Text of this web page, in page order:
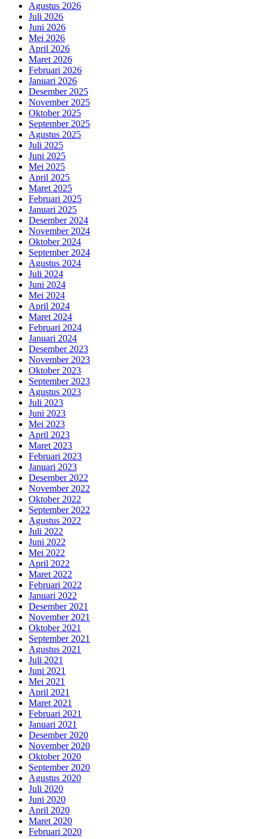
Agustus 2026
Juli 2026
Juni 2026
Mei 2026
April 2026
Maret 2026
Februari 2026
Januari 2026
Desember 2025
November 2025
Oktober 2025
September 2025
Agustus 2025
Juli 2025
Juni 2025
Mei 2025
April 2025
Maret 2025
Februari 2025
Januari 2025
Desember 2024
November 2024
Oktober 2024
September 2024
Agustus 2024
Juli 2024
Juni 2024
Mei 2024
April 2024
Maret 2024
Februari 2024
Januari 2024
Desember 2023
November 2023
Oktober 2023
September 2023
Agustus 2023
Juli 2023
Juni 2023
Mei 2023
April 2023
Maret 2023
Februari 2023
Januari 2023
Desember 2022
November 2022
Oktober 2022
September 2022
Agustus 2022
Juli 2022
Juni 2022
Mei 2022
April 2022
Maret 2022
Februari 2022
Januari 2022
Desember 2021
November 2021
Oktober 2021
September 2021
Agustus 2021
Juli 2021
Juni 2021
Mei 2021
April 2021
Maret 2021
Februari 2021
Januari 2021
Desember 2020
November 2020
Oktober 2020
September 2020
Agustus 2020
Juli 2020
Juni 2020
April 2020
Maret 2020
Februari 2020